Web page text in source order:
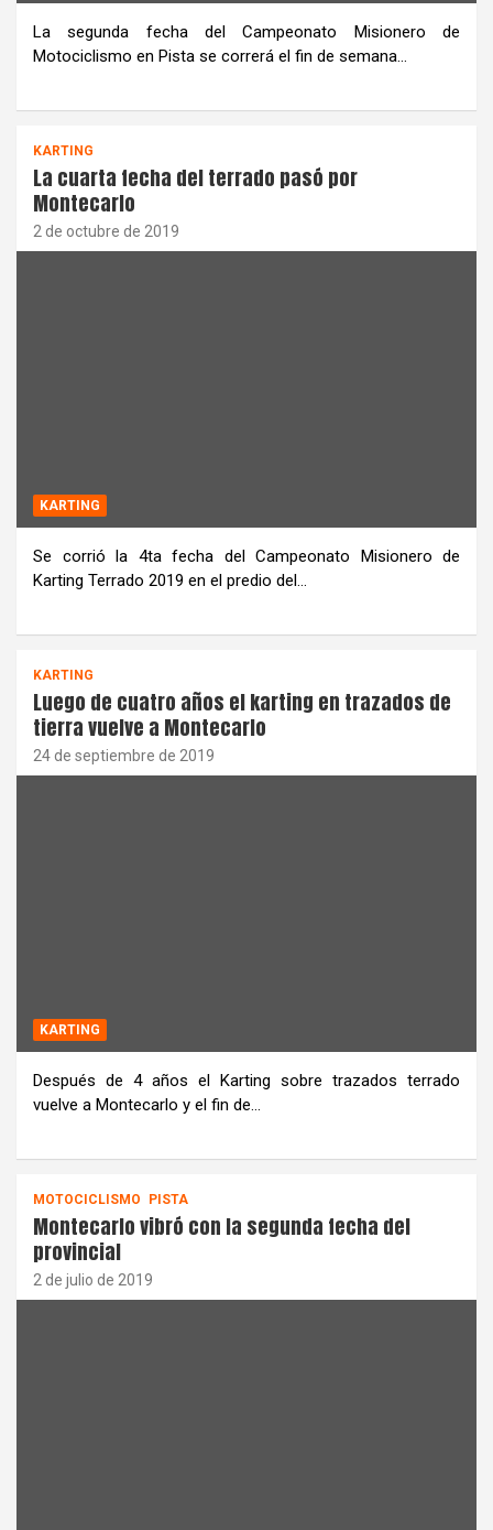
La segunda fecha del Campeonato Misionero de
Motociclismo en Pista se correrá el fin de semana…
KARTING
La cuarta fecha del terrado pasó por
Montecarlo
2 de octubre de 2019
KARTING
Se corrió la 4ta fecha del Campeonato Misionero de
Karting Terrado 2019 en el predio del…
KARTING
Luego de cuatro años el karting en trazados de
tierra vuelve a Montecarlo
24 de septiembre de 2019
KARTING
Después de 4 años el Karting sobre trazados terrado
vuelve a Montecarlo y el fin de…
MOTOCICLISMO PISTA
Montecarlo vibró con la segunda fecha del
provincial
2 de julio de 2019